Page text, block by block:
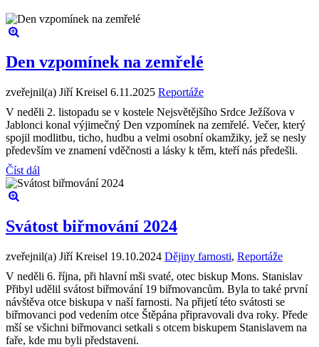
Den vzpomínek na zemřelé
zveřejnil(a) Jiří Kreisel 6.11.2025 Reportáže
V neděli 2. listopadu se v kostele Nejsvětějšího Srdce Ježíšova v
Jablonci konal výjimečný Den vzpomínek na zemřelé. Večer, který
spojil modlitbu, ticho, hudbu a velmi osobní okamžiky, jež se nesly
především ve znamení vděčnosti a lásky k těm, kteří nás předešli.
Číst dál
Svátost biřmování 2024
zveřejnil(a) Jiří Kreisel 19.10.2024 Dějiny farnosti, Reportáže
V neděli 6. října, při hlavní mši svaté, otec biskup Mons. Stanislav
Přibyl udělil svátost biřmování 19 biřmovancům. Byla to také první
návštěva otce biskupa v naší farnosti. Na přijetí této svátosti se
biřmovanci pod vedením otce Štěpána připravovali dva roky. Přede
mší se všichni biřmovanci setkali s otcem biskupem Stanislavem na
faře, kde mu byli představeni.